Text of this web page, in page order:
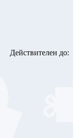
Действителен до: